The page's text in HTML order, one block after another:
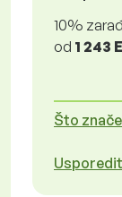
10%
od 1 243
Što